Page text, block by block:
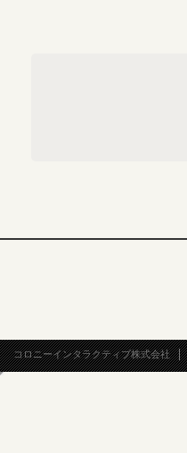
コロニーインタラクティブ株式会社